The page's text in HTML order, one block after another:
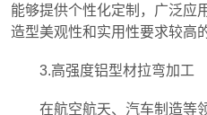
能够提供个性化定制，广泛应
造型美观性和实用性要求较高
3.高强度铝型材拉弯加工
在航空航天、汽车制造等